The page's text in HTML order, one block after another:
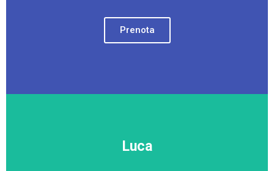
Prenota
Luca